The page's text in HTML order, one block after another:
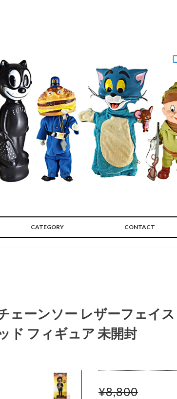
CATEGORY CONTACT
ェーンソー レザーフェイ
ド フィギュア 未開封
¥8,800